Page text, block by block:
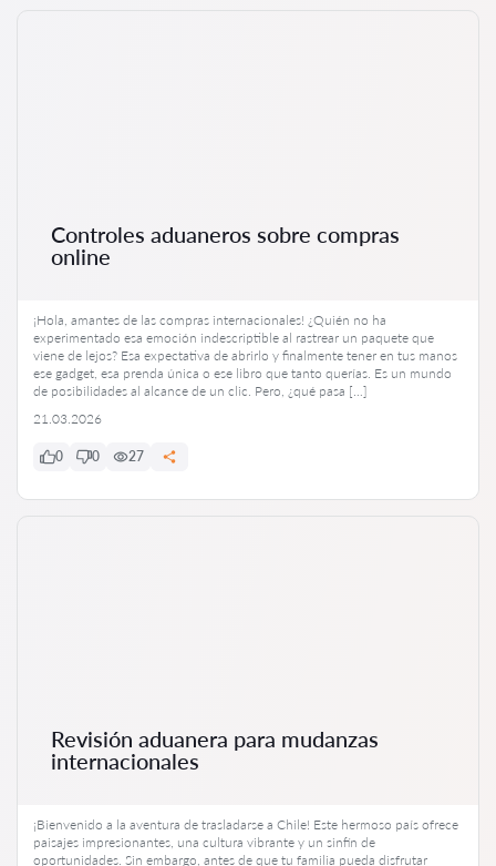
Controles aduaneros sobre compras
online
¡Hola, amantes de las compras internacionales! ¿Quién no ha
experimentado esa emoción indescriptible al rastrear un paquete que
viene de lejos? Esa expectativa de abrirlo y finalmente tener en tus manos
ese gadget, esa prenda única o ese libro que tanto querías. Es un mundo
de posibilidades al alcance de un clic. Pero, ¿qué pasa […]
21.03.2026
0 0 27
Revisión aduanera para mudanzas
internacionales
¡Bienvenido a la aventura de trasladarse a Chile! Este hermoso país ofrece
paisajes impresionantes, una cultura vibrante y un sinfín de
oportunidades. Sin embargo, antes de que tu familia pueda disfrutar